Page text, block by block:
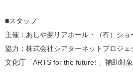
■スタッフ
主催：あしや夢リアホール・（有）ショ
協力：株式会社シアターネットプロジェ
文化庁「ARTS for the future! 」補助対